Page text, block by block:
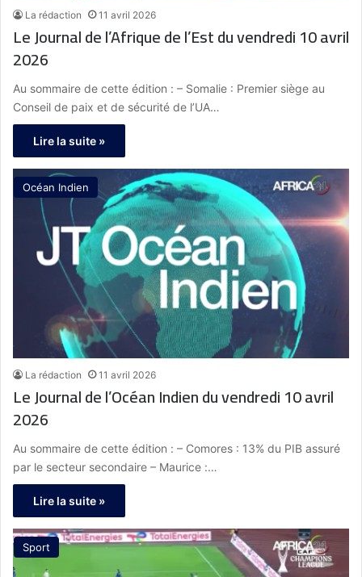
La rédaction 11 avril 2026
Le Journal de l’Afrique de l’Est du vendredi 10 avril
2026
Au sommaire de cette édition : – Somalie : Premier siège au
Conseil de paix et de sécurité de l’UA…
Lire la suite »
Océan Indien
La rédaction 11 avril 2026
Le Journal de l’Océan Indien du vendredi 10 avril
2026
Au sommaire de cette édition : – Comores : 13% du PIB assuré
par le secteur secondaire – Maurice :…
Lire la suite »
Sport